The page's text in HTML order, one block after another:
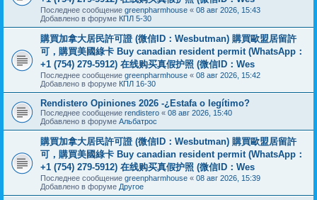
Последнее сообщение greenpharmhouse « 08 авг 2026, 15:43
Добавлено в форуме КПЛ 5-30
購買加拿大居民許可證 (微信ID：Wesbutman) 購買歐盟居留許
可，購買美國綠卡 Buy canadian resident permit (WhatsApp：
+1 (754) 279-5912) 在线购买真假护照 (微信ID：Wes
Последнее сообщение greenpharmhouse « 08 авг 2026, 15:42
Добавлено в форуме КПЛ 16-30
Rendistero Opiniones 2026 -¿Estafa o legítimo?
Последнее сообщение rendistero « 08 авг 2026, 15:40
Добавлено в форуме Альбатрос
購買加拿大居民許可證 (微信ID：Wesbutman) 購買歐盟居留許
可，購買美國綠卡 Buy canadian resident permit (WhatsApp：
+1 (754) 279-5912) 在线购买真假护照 (微信ID：Wes
Последнее сообщение greenpharmhouse « 08 авг 2026, 15:39
Добавлено в форуме Другое